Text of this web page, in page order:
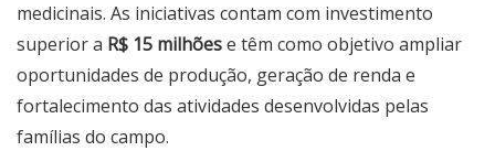
medicinais. As iniciativas contam com investimento
superior a R$ 15 milhõese têm como objetivo ampliar
oportunidades de produção, geração de renda e
fortalecimento das atividades desenvolvidas pelas
famílias do campo.